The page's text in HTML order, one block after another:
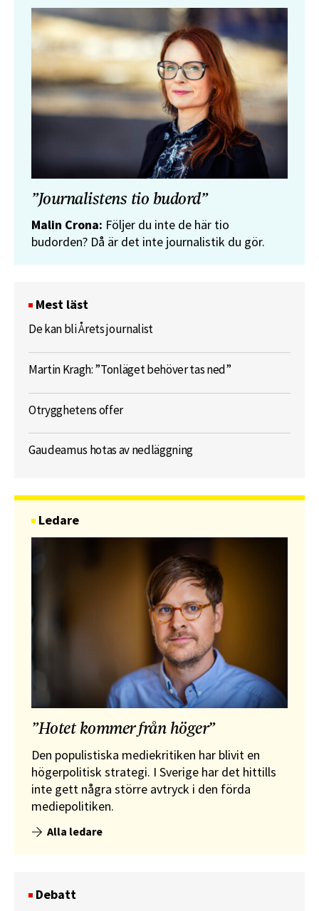
”Journalistens tio budord”
Malin Crona: Följer du inte de här tio
budorden? Då är det inte journalistik du gör.
Mest läst
De kan bli Årets journalist
Martin Kragh: ”Tonläget behöver tas ned”
Otrygghetens offer
Gaudeamus hotas av nedläggning
Ledare
”Hotet kommer från höger”
Den populistiska mediekritiken har blivit en
högerpolitisk strategi. I Sverige har det hittills
inte gett några större avtryck i den förda
mediepolitiken.
Alla ledare
Debatt